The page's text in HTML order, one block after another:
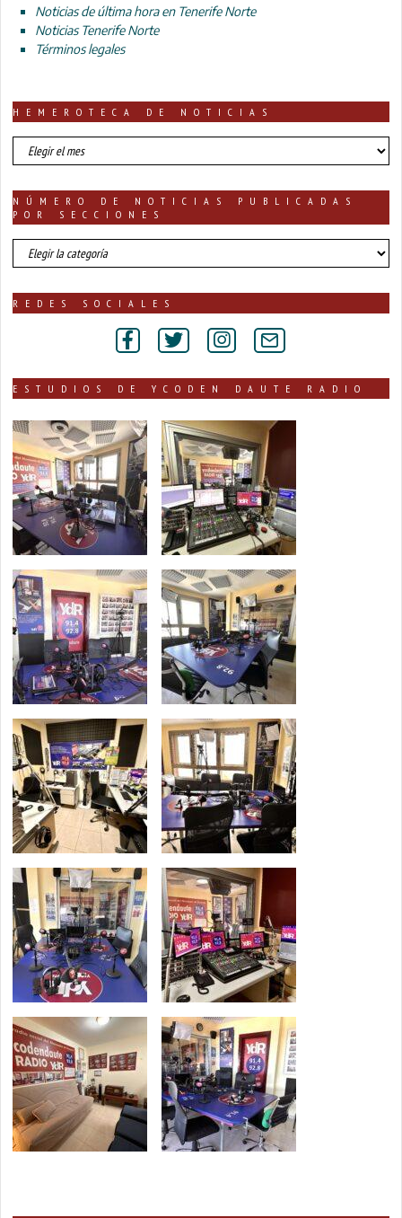
Noticias de última hora en Tenerife Norte
Noticias Tenerife Norte
Términos legales
HEMEROTECA DE NOTICIAS
HEMEROTECA
DE
NÚMERO DE NOTICIAS PUBLICADAS
POR SECCIONES
número
de
publicadas
REDES SOCIALES
ESTUDIOS DE YCODEN DAUTE RADIO